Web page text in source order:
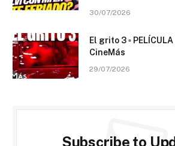
30/07/2026
El grito 3 ▫️ PELÍCULA
CineMás
29/07/2026
Subscribe to